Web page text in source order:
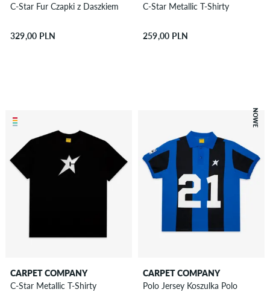
C-Star Fur Czapki z Daszkiem
329,00 PLN
C-Star Metallic T-Shirty
259,00 PLN
CARPET COMPANY
C-Star Metallic T-Shirty
NOWE
CARPET COMPANY
Polo Jersey Koszulka Polo